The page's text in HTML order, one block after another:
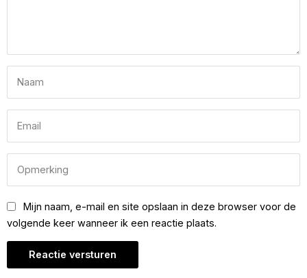
Mijn naam, e-mail en site opslaan in deze browser voor de
volgende keer wanneer ik een reactie plaats.